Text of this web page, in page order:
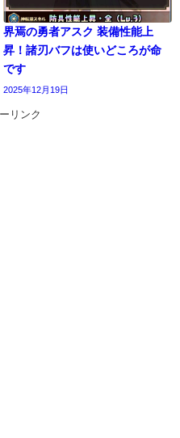
界焉の勇者アスク 装備性能上
昇！諸刃バフは使いどころが命
です
2025年12月19日
リンク